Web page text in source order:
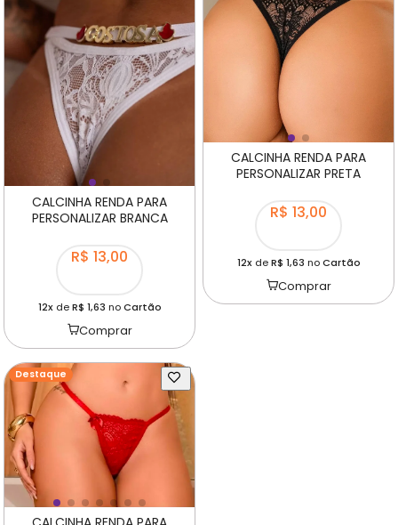
CALCINHA RENDA PARA
PERSONALIZAR BRANCA
R$ 13,00
12xdeR$ 1,63 noCartão
Comprar
CALCINHA RENDA PARA
PERSONALIZAR PRETA
R$ 13,00
12xdeR$ 1,63 noCartão
Comprar
Destaque